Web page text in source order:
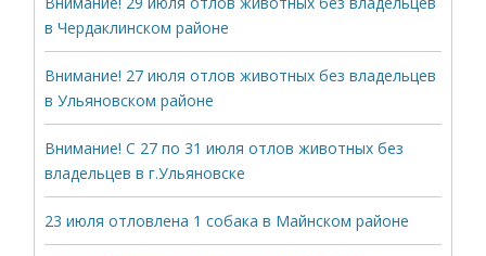
в Чердаклинском районе
Внимание! 27 июля отлов животных без владельцев
в Ульяновском районе
Внимание! С 27 по 31 июля отлов животных без
владельцев в г.Ульяновске
23 июля отловлена 1 собака в Майнском районе